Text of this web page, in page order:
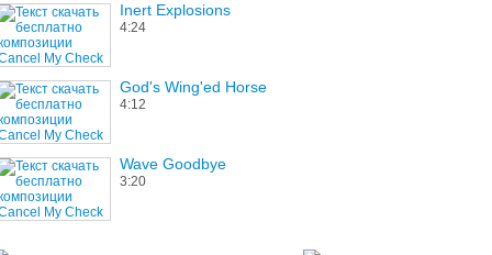
Inert Explosions
4:24
God's Wing'ed Horse
4:12
Wave Goodbye
3:20